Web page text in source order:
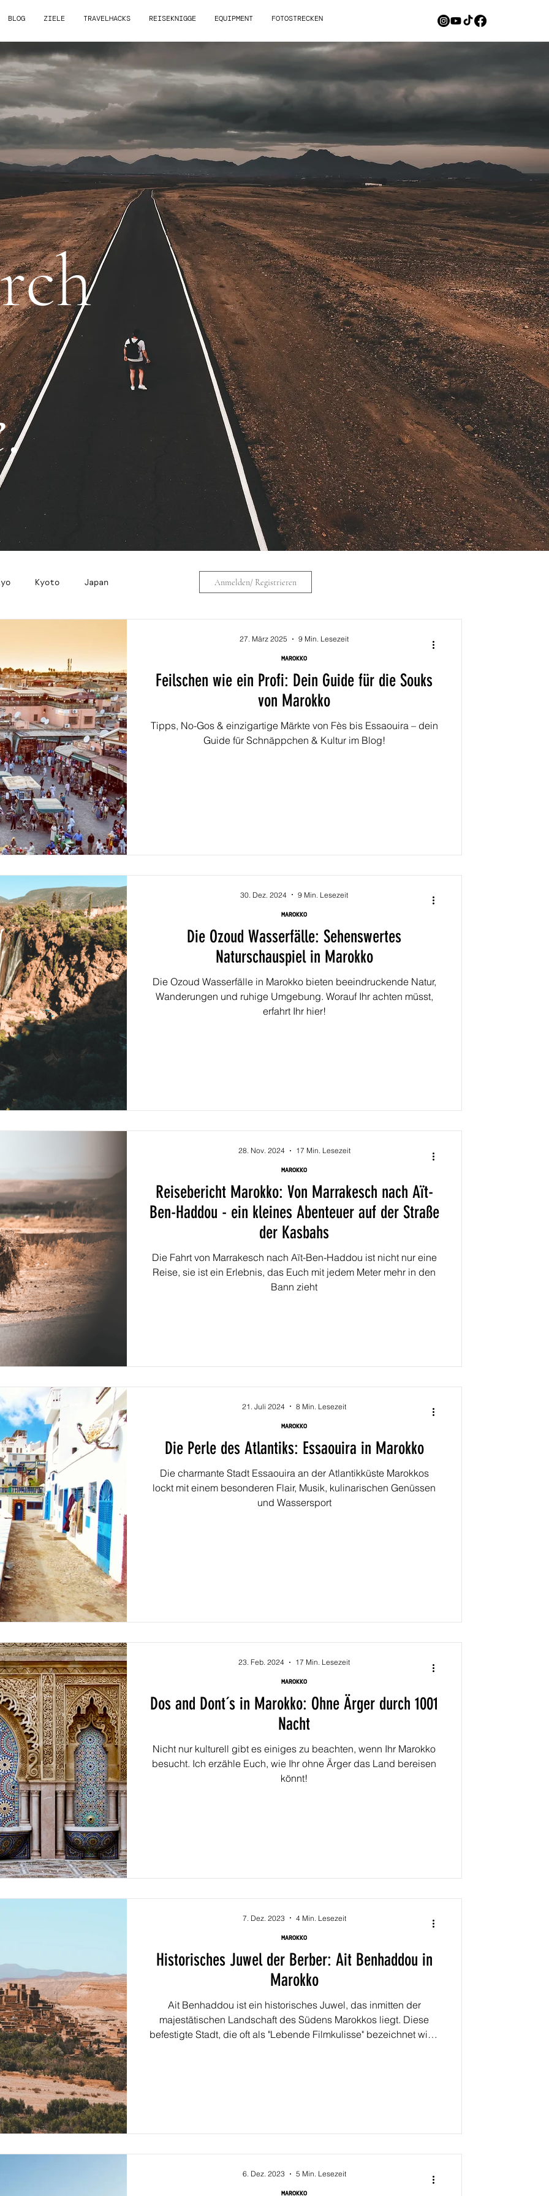
BLOG ZIELE TRAVELHACKS REISEKNIGGE EQUIPMENT FOTOSTRECKEN
.
Kyoto Japan
Travelhacks Gran Canaria
Südafrika Indonesien Rhodos
Anmelden/ Registrieren
Feilschen wie ein Profi: Dein Guide für die Souks
von Marokko
Tipps, No-Gos & einzigartige Märkte von Fès bis Essaouira – dein
Guide für Schnäppchen & Kultur im Blog!
MAROKKO
27. März 2025 9 Min. Lesezeit
Die Ozoud Wasserfälle: Sehenswertes
Naturschauspiel in Marokko
Die Ozoud Wasserfälle in Marokko bieten beeindruckende Natur,
Wanderungen und ruhige Umgebung. Worauf Ihr achten müsst,
erfahrt Ihr hier!
MAROKKO
30. Dez. 2024 9 Min. Lesezeit
Reisebericht Marokko: Von Marrakesch nach Aït-
Ben-Haddou - ein kleines Abenteuer auf der Straße
der Kasbahs
Die Fahrt von Marrakesch nach Aït-Ben-Haddou ist nicht nur eine
Reise, sie ist ein Erlebnis, das Euch mit jedem Meter mehr in den
Bann zieht
MAROKKO
28. Nov. 2024 17 Min. Lesezeit
Die Perle des Atlantiks: Essaouira in Marokko
Die charmante Stadt Essaouira an der Atlantikküste Marokkos
lockt mit einem besonderen Flair, Musik, kulinarischen Genüssen
und Wassersport
MAROKKO
21. Juli 2024 8 Min. Lesezeit
Dos and Dont´s in Marokko: Ohne Ärger durch 1001
Nacht
Nicht nur kulturell gibt es einiges zu beachten, wenn Ihr Marokko
besucht. Ich erzähle Euch, wie Ihr ohne Ärger das Land bereisen
könnt!
MAROKKO
23. Feb. 2024 17 Min. Lesezeit
Historisches Juwel der Berber: Ait Benhaddou in
Marokko
Ait Benhaddou ist ein historisches Juwel, das inmitten der
majestätischen Landschaft des Südens Marokkos liegt. Diese
befestigte Stadt, die oft als "Lebende Filmkulisse" bezeichnet wird,
MAROKKO
7. Dez. 2023 4 Min. Lesezeit
MAROKKO
6. Dez. 2023 5 Min. Lesezeit